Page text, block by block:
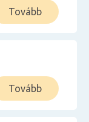
Tovább
Tovább